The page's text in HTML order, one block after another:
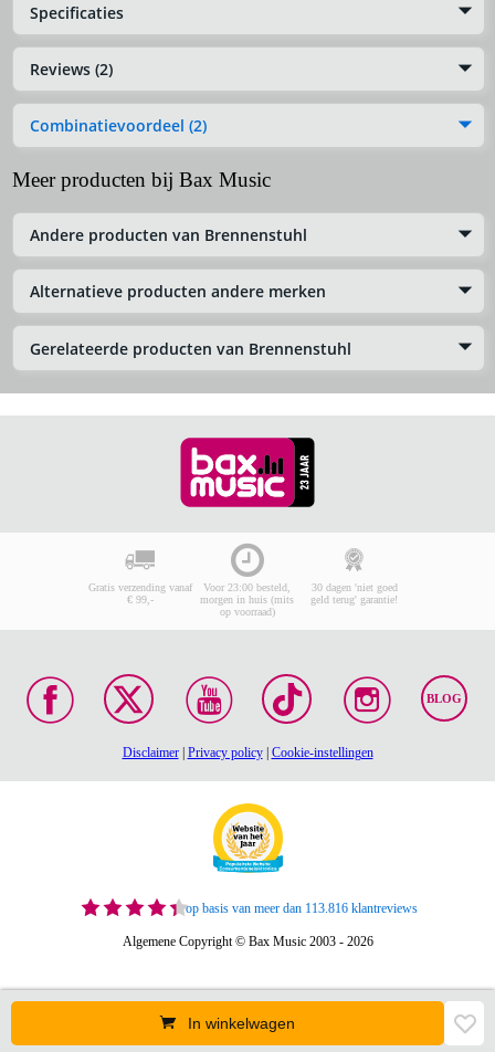
Specificaties
Reviews (2)
Combinatievoordeel (2)
Meer producten bij Bax Music
Andere producten van Brennenstuhl
Alternatieve producten andere merken
Gerelateerde producten van Brennenstuhl
In winkelwagen
Gratis verzending vanaf
€ 99,-
Voor 23:00 besteld,
morgen in huis (mits
op voorraad)
30 dagen 'niet goed
geld terug' garantie!
BLOG
Disclaimer| Privacy policy| Cookie-instellingen
op basis van meer dan 113.816 klantreviews
Algemene Copyright © Bax Music 2003 - 2026